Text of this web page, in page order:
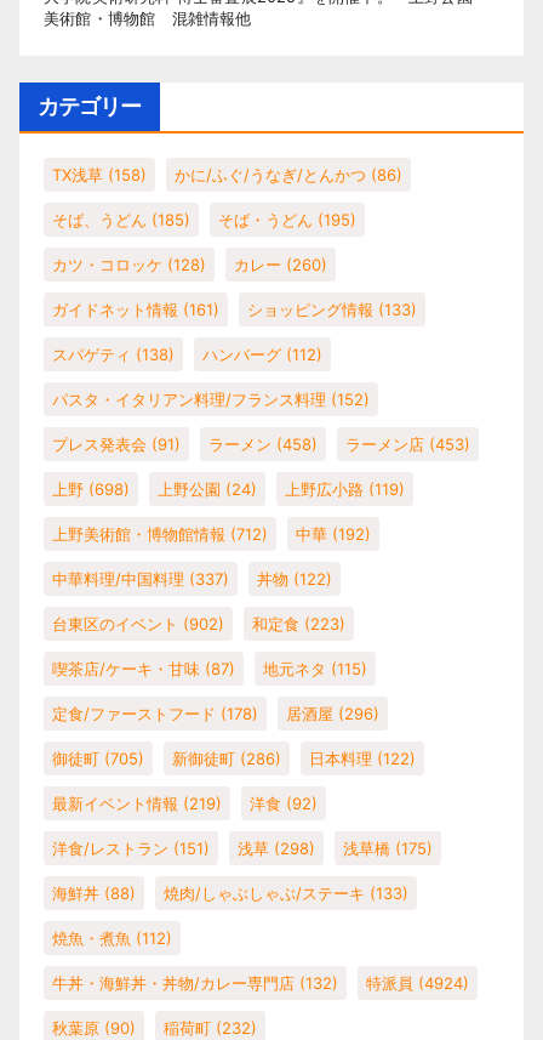
美術館・博物館 混雑情報他
カテゴリー
TX浅草 (158) かに/ふぐ/うなぎ/とんかつ (86)
そば、うどん (185) そば・うどん (195)
カツ・コロッケ (128) カレー (260)
ガイドネット情報 (161) ショッピング情報 (133)
スパゲティ (138) ハンバーグ (112)
パスタ・イタリアン料理/フランス料理 (152)
プレス発表会 (91) ラーメン (458) ラーメン店 (453)
上野 (698) 上野公園 (24) 上野広小路 (119)
上野美術館・博物館情報 (712) 中華 (192)
中華料理/中国料理 (337) 丼物 (122)
台東区のイベント (902) 和定食 (223)
喫茶店/ケーキ・甘味 (87) 地元ネタ (115)
定食/ファーストフード (178) 居酒屋 (296)
御徒町 (705) 新御徒町 (286) 日本料理 (122)
最新イベント情報 (219) 洋食 (92)
洋食/レストラン (151) 浅草 (298) 浅草橋 (175)
海鮮丼 (88) 焼肉/しゃぶしゃぶ/ステーキ (133)
焼魚・煮魚 (112)
牛丼・海鮮丼・丼物/カレー専門店 (132) 特派員 (4924)
秋葉原 (90) 稲荷町 (232)